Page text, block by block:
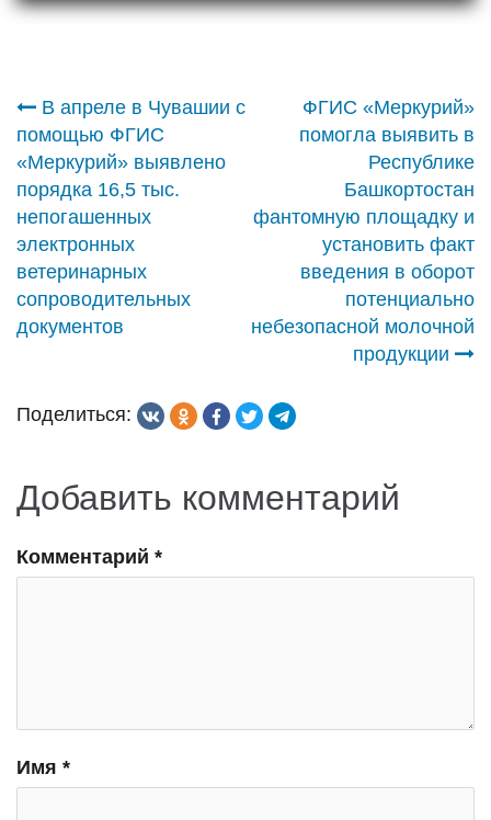
Навигация
по
записям
В апреле в Чувашии с
помощью ФГИС
«Меркурий» выявлено
порядка 16,5 тыс.
непогашенных
электронных
ветеринарных
сопроводительных
документов
ФГИС «Меркурий»
помогла выявить в
Республике
Башкортостан
фантомную площадку и
установить факт
введения в оборот
потенциально
небезопасной молочной
продукции
Поделиться:
Добавить комментарий
Комментарий *
Имя *